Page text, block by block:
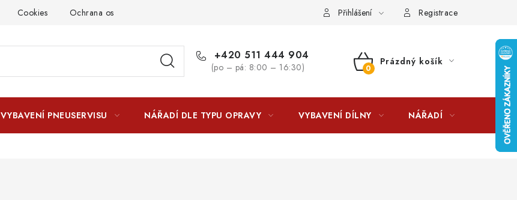
Cookies Ochrana osobních údajú LICENCE K FOTOGRAFIÍM Doplňkové služby
Přihlášení Registrace
+420 511 444 904
(po – pá: 8:00 – 16:30)
NÁKUPNÍ
Prázdný košík
VYBAVENÍ PNEUSERVISU NÁŘADÍ DLE TYPU OPRAVY VYBAVENÍ DÍLNY NÁŘADÍ